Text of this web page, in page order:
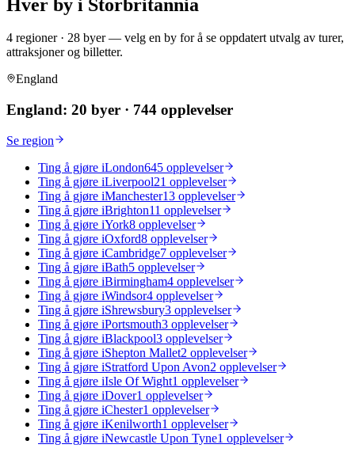
Hver by i Storbritannia
4 regioner · 28 byer — velg en by for å se oppdatert utvalg av turer,
attraksjoner og billetter.
England
England: 20 byer · 744 opplevelser
Se region
Ting å gjøre iLondon645 opplevelser
Ting å gjøre iLiverpool21 opplevelser
Ting å gjøre iManchester13 opplevelser
Ting å gjøre iBrighton11 opplevelser
Ting å gjøre iYork8 opplevelser
Ting å gjøre iOxford8 opplevelser
Ting å gjøre iCambridge7 opplevelser
Ting å gjøre iBath5 opplevelser
Ting å gjøre iBirmingham4 opplevelser
Ting å gjøre iWindsor4 opplevelser
Ting å gjøre iShrewsbury3 opplevelser
Ting å gjøre iPortsmouth3 opplevelser
Ting å gjøre iBlackpool3 opplevelser
Ting å gjøre iShepton Mallet2 opplevelser
Ting å gjøre iStratford Upon Avon2 opplevelser
Ting å gjøre iIsle Of Wight1 opplevelser
Ting å gjøre iDover1 opplevelser
Ting å gjøre iChester1 opplevelser
Ting å gjøre iKenilworth1 opplevelser
Ting å gjøre iNewcastle Upon Tyne1 opplevelser